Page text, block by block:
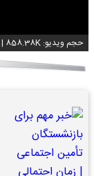
حجم ویدیو: 858.38K |